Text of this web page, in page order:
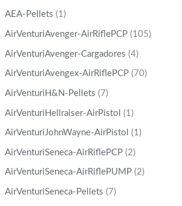
AEA-Pellets (1)
AirVenturiAvenger-AirRiflePCP (105)
AirVenturiAvenger-Cargadores (4)
AirVenturiAvengex-AirRiflePCP (70)
AirVenturiH&N-Pellets (7)
AirVenturiHellraiser-AirPistol (1)
AirVenturiJohnWayne-AirPistol (1)
AirVenturiSeneca-AirRiflePCP (2)
AirVenturiSeneca-AirRiflePUMP (2)
AirVenturiSeneca-Pellets (7)